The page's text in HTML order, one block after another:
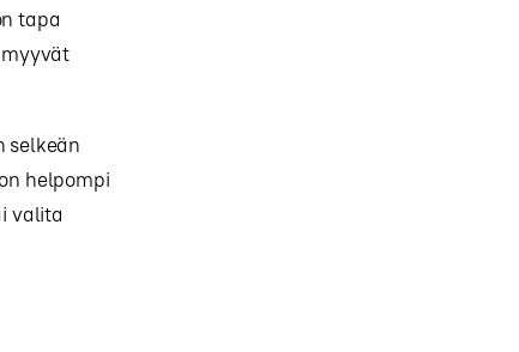
tapa
selkeän
helpompi
valita